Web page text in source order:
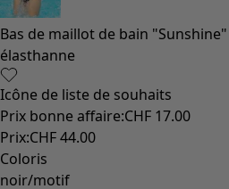
Bas de maillot de bain
élasthanne
Icône de liste de souhaits
Prix bonne affaire:CHF 17.00
Prix:CHF 44.00
Coloris
noir/motif